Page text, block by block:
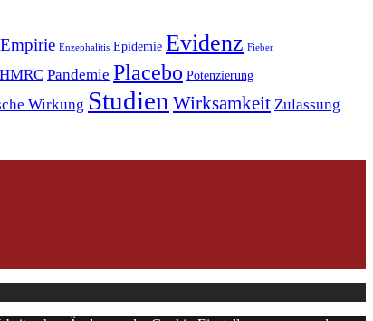
Empirie Enzephalitis Epidemie Evidenz Fieber
Pandemie Placebo Potenzierung
Wirkung Studien Wirksamkeit Zulassung